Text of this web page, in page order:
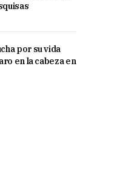
por su vida
en la cabeza en